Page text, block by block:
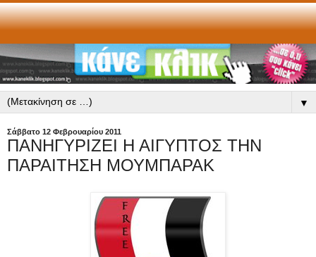
▼
Σάββατο 12 Φεβρουαρίου 2011
ΠΑΝΗΓΥΡΙΖΕΙ Η ΑΙΓΥΠΤΟΣ ΤΗΝ
ΠΑΡΑΙΤΗΣΗ ΜΟΥΜΠΑΡΑΚ